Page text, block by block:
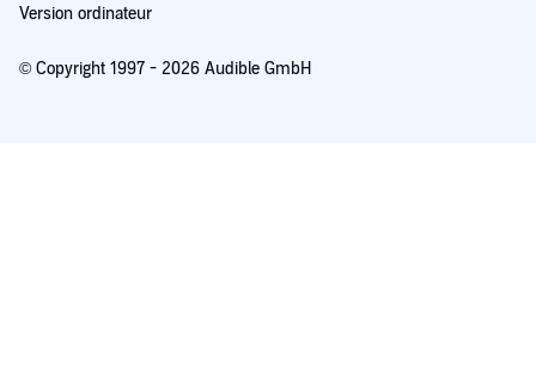
Version ordinateur
© Copyright 1997 - 2026 Audible GmbH